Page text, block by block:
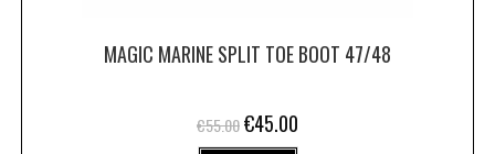
MAGIC MARINE SPLIT TOE BOOT 47/48
€55.00€45.00